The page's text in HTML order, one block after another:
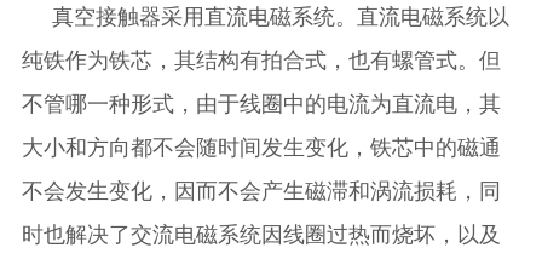
真空接触器采用直流电磁系统。直流电磁系统以
纯铁作为铁芯，其结构有拍合式，也有螺管式。但
不管哪一种形式，由于线圈中的电流为直流电，其
大小和方向都不会随时间发生变化，铁芯中的磁通
不会发生变化，因而不会产生磁滞和涡流损耗，同
时也解决了交流电磁系统因线圈过热而烧坏，以及